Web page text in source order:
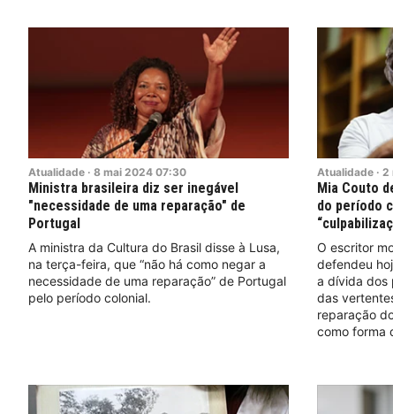
Atualidade · 8 mai 2024 07:30
Ministra brasileira diz ser inegável
"necessidade de uma reparação" de
Portugal
A ministra da Cultura do Brasil disse à Lusa,
na terça-feira, que “não há como negar a
necessidade de uma reparação” de Portugal
pelo período colonial.
Atualidade · 2
Mia Couto
do período
O escritor
defendeu
a dívida dos
das
reparação
como forma